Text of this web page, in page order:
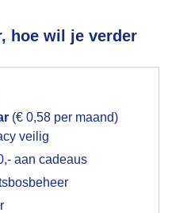
hoe wil je verder
(€ 0,58 per maand)
veilig
aan cadeaus
, frisse wind en grijs
voor het
op hebt gegeven,
uit je browser waarin